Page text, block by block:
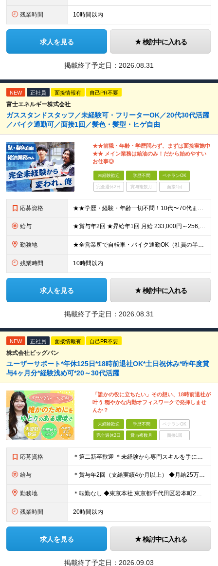
残業時間 10時間以内
求人を見る 検討中に入れる
掲載終了予定日： 2026.08.31
NEW 正社員 面接情報有 自己PR不要
富士エネルギー株式会社
ガススタンドスタッフ／未経験可・フリーターOK／20代30代活躍
／バイク通勤可／面接1回／髪色・髪型・ヒゲ自由
★★前職・年齢・学歴問わず、まずは面接実施中
★★ メイン業務は給油のみ！だから始めやすい
お仕事◎
未経験歓迎 学歴不問 ベテランOK
完全週休2日 賞与複数月 面接1回
応募資格 ★★学歴・経験・年齢一切不問！10代〜70代まで活躍中★★ ■未経験歓迎 ■第二新卒歓迎・ブランクOK 人物重視の採用です！元気な挨拶ができる方、安定した環境で長く働きたい方を歓迎します。
給与 ★賞与年2回 ★昇給年1回 月給 233,000円～256,000円 +（各種手当）+（賞与年2回） ※経験、能力等を考慮の上、決定！月収30万円以上も可能です ※経験者の方は優遇します ※3ヶ月の
勤務地 ★全営業所で自転車・バイク通勤OK（社員の半数がバイクで通勤） 【目黒営業所】 東京都目黒区目黒1-24-2 【五反田営業所】 東京都品川区大崎5-1-2 【中野営業所 新宿スタンド】 東京都中
残業時間 10時間以内
求人を見る 検討中に入れる
掲載終了予定日： 2026.08.31
NEW 正社員 面接情報有 自己PR不要
株式会社ビッグバン
ユーザーサポート*年休125日*18時前退社OK*土日祝休み*昨年度賞
与4ヶ月分*経験浅め可*20～30代活躍
「誰かの役に立ちたい」その想い、18時前退社が
叶う 穏やかな内勤オフィスワークで発揮しませ
んか？
未経験歓迎 学歴不問 ベテランOK
完全週休2日 賞与複数月 面接1回
応募資格 ＊第二新卒歓迎 ＊未経験から専門スキルを手に！ ◆基本的なPCスキル （WordやExcelでの文字入力、データ編集が可能な程度を想定しています） ◆学歴不問 ★求める人物像： ・「誰かのサポート
給与 ＊賞与年2回（支給実績4か月以上） ◆月給25万円以上（各種手当含む＋残業代＋賞与年2回 ※残業代は全額支給 ※試用期間3か月あり（試用期間中の一部手当の支給なし/給与差異なし） 【固定残業代につ
勤務地 ＊転勤なし ◆東京本社 東京都千代⽥区岩本町2丁⽬8番12号 NKビル9F ※(変更の範囲)変更なし
残業時間 20時間以内
求人を見る 検討中に入れる
掲載終了予定日： 2026.09.03